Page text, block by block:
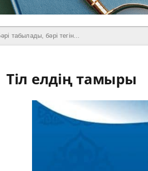
Тіл елдің тамыры